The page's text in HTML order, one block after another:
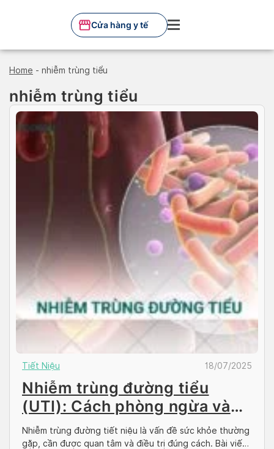
Cửa hàng y tế
Home - nhiễm trùng tiểu
nhiễm trùng tiểu
Tiết Niệu 18/07/2025
Nhiễm trùng đường tiểu
(UTI): Cách phòng ngừa và
điều trị hiệu quả
Nhiễm trùng đường tiết niệu là vấn đề sức khỏe thường
gặp, cần được quan tâm và điều trị đúng cách. Bài viết